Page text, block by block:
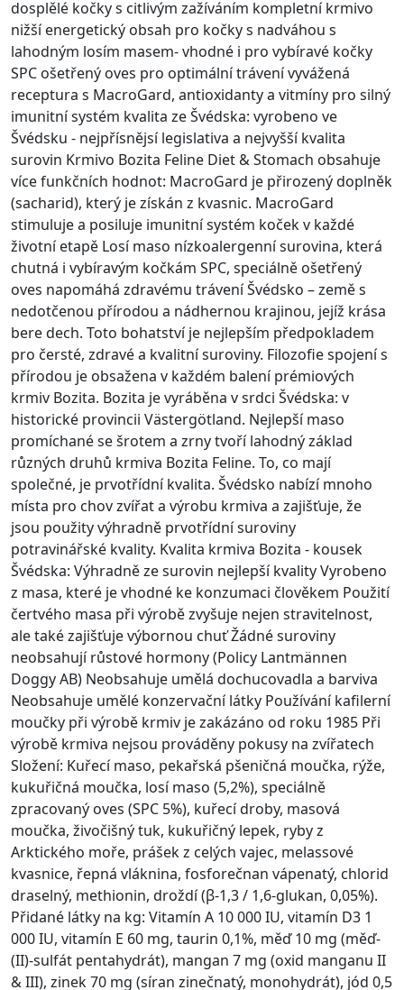
dosplělé kočky s citlivým zažíváním kompletní krmivo
nižší energetický obsah pro kočky s nadváhou s
lahodným losím masem- vhodné i pro vybíravé kočky
SPC ošetřený oves pro optimální trávení vyvážená
receptura s MacroGard, antioxidanty a vitmíny pro silný
imunitní systém kvalita ze Švédska: vyrobeno ve
Švédsku - nejpřísnějsí legislativa a nejvyšší kvalita
surovin Krmivo Bozita Feline Diet & Stomach obsahuje
více funkčních hodnot: MacroGard je přirozený doplněk
(sacharid), který je získán z kvasnic. MacroGard
stimuluje a posiluje imunitní systém koček v každé
životní etapě Losí maso nízkoalergenní surovina, která
chutná i vybíravým kočkám SPC, speciálně ošetřený
oves napomáhá zdravému trávení Švédsko – země s
nedotčenou přírodou a nádhernou krajinou, jejíž krása
bere dech. Toto bohatství je nejlepším předpokladem
pro čersté, zdravé a kvalitní suroviny. Filozofie spojení s
přírodou je obsažena v každém balení prémiových
krmiv Bozita. Bozita je vyráběna v srdci Švédska: v
historické provincii Västergötland. Nejlepší maso
promíchané se šrotem a zrny tvoří lahodný základ
různých druhů krmiva Bozita Feline. To, co mají
společné, je prvotřídní kvalita. Švédsko nabízí mnoho
místa pro chov zvířat a výrobu krmiva a zajišťuje, že
jsou použity výhradně prvotřídní suroviny
potravinářské kvality. Kvalita krmiva Bozita - kousek
Švédska: Výhradně ze surovin nejlepší kvality Vyrobeno
z masa, které je vhodné ke konzumaci člověkem Použití
čertvého masa při výrobě zvyšuje nejen stravitelnost,
ale také zajišťuje výbornou chuť Žádné suroviny
neobsahují růstové hormony (Policy Lantmännen
Doggy AB) Neobsahuje umělá dochucovadla a barviva
Neobsahuje umělé konzervační látky Používání kafilerní
moučky při výrobě krmiv je zakázáno od roku 1985 Při
výrobě krmiva nejsou prováděny pokusy na zvířatech
Složení: Kuřecí maso, pekařská pšeničná moučka, rýže,
kukuřičná moučka, losí maso (5,2%), speciálně
zpracovaný oves (SPC 5%), kuřecí droby, masová
moučka, živočišný tuk, kukuřičný lepek, ryby z
Arktického moře, prášek z celých vajec, melassové
kvasnice, řepná vláknina, fosforečnan vápenatý, chlorid
draselný, methionin, droždí (β-1,3 / 1,6-glukan, 0,05%).
Přidané látky na kg: Vitamín A 10 000 IU, vitamín D3 1
000 IU, vitamín E 60 mg, taurin 0,1%, měď 10 mg (měď-
(II)-sulfát pentahydrát), mangan 7 mg (oxid manganu II
& III), zinek 70 mg (síran zinečnatý, monohydrát), jód 0,5